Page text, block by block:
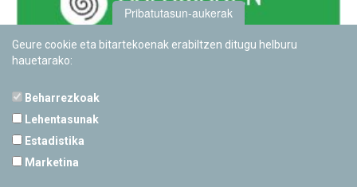
Pribatutasun-aukerak
Geure cookie eta bitartekoenak erabiltzen ditugu helburu
hauetarako:
Beharrezkoak
Lehentasunak
Estadistika
Marketina